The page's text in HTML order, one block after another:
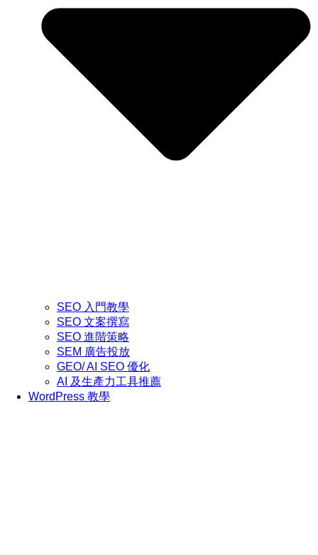
SEO 入門教學
SEO 文案撰寫
SEO 進階策略
SEM 廣告投放
GEO/ AI SEO 優化
AI 及生產力工具推薦
WordPress 教學